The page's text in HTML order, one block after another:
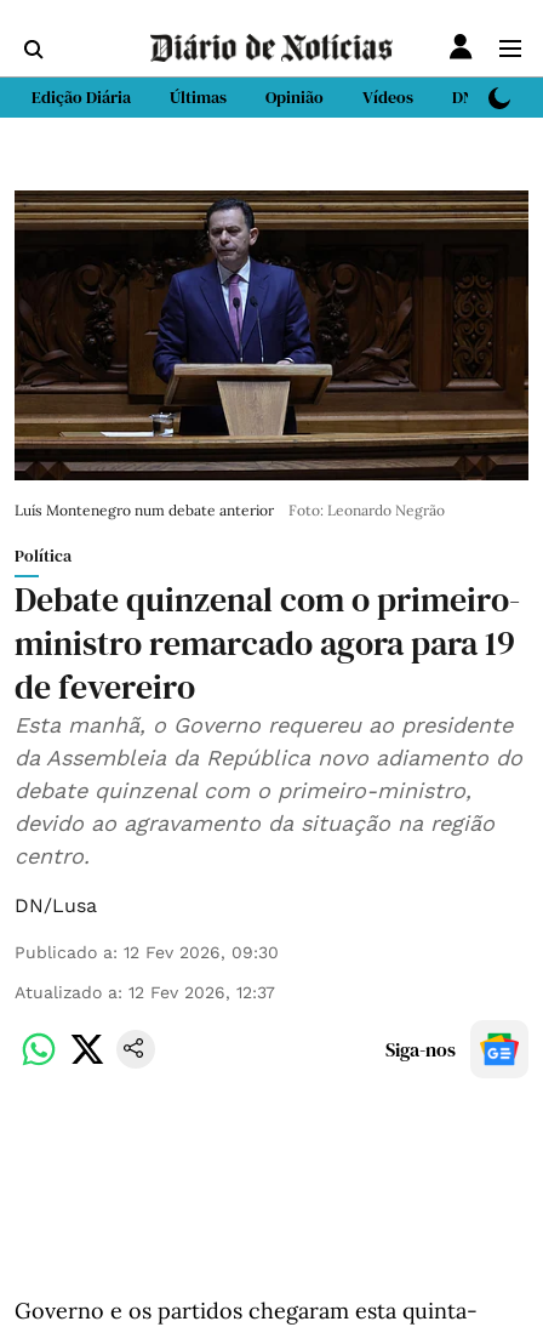
Edição Diária Últimas Opinião Vídeos DN Sport
Luís Montenegro num debate anterior Foto: Leonardo Negrão
Política
Debate quinzenal com o primeiro-
ministro remarcado agora para 19
de fevereiro
Esta manhã, o Governo requereu ao presidente
da Assembleia da República novo adiamento do
debate quinzenal com o primeiro-ministro,
devido ao agravamento da situação na região
centro.
DN/Lusa
Publicado a: 12 Fev 2026, 09:30
Atualizado a: 12 Fev 2026, 12:37
Siga-nos
Governo e os partidos chegaram esta quinta-